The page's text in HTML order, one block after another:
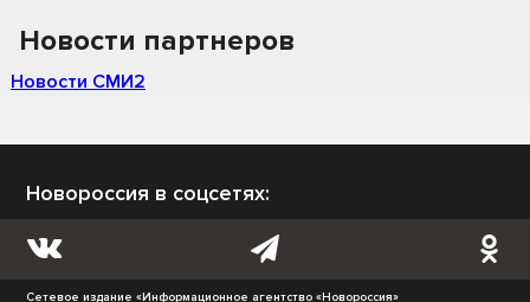
Новости партнеров
Новости СМИ2
Новороссия в соцсетях:
Сетевое издание «Информационное агентство «Новороссия»